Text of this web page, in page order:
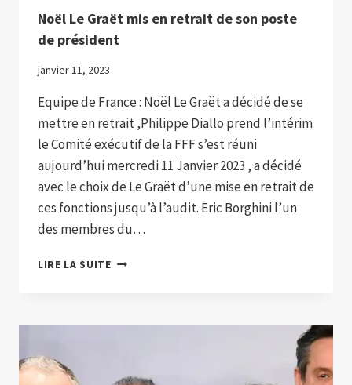
Noël Le Graët mis en retrait de son poste
de président
janvier 11, 2023
Equipe de France : Noël Le Graët a décidé de se
mettre en retrait ,Philippe Diallo prend l’intérim
le Comité exécutif de la FFF s’est réuni
aujourd’hui mercredi 11 Janvier 2023 , a décidé
avec le choix de Le Graët d’une mise en retrait de
ces fonctions jusqu’à l’audit. Eric Borghini l’un
des membres du…
LIRE LA SUITENOËL
EN
SON